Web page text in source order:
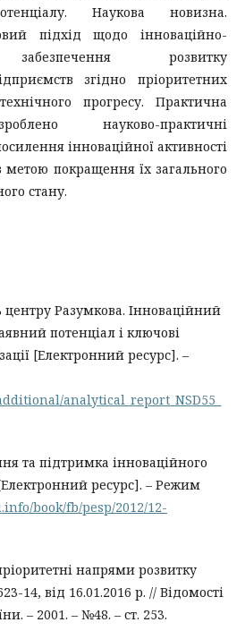
Наукова новизна.
підхід щодо інноваційно-
забезпечення розвитку
згідно пріоритетних
прогресу. Практична
науково-практичні
інноваційної активності
метою покращення їх загального
стану.
Разумкова. Інноваційний
потенціал і ключові
[Електронний ресурс]. –
analytical_report_NSD55_
та підтримка інноваційного
ресурс]. – Режим
book/fb/pesp/2012/12-
напрями розвитку
14, від 16.01.2016 р. // Відомості
– 2001. – №48. – ст. 253.